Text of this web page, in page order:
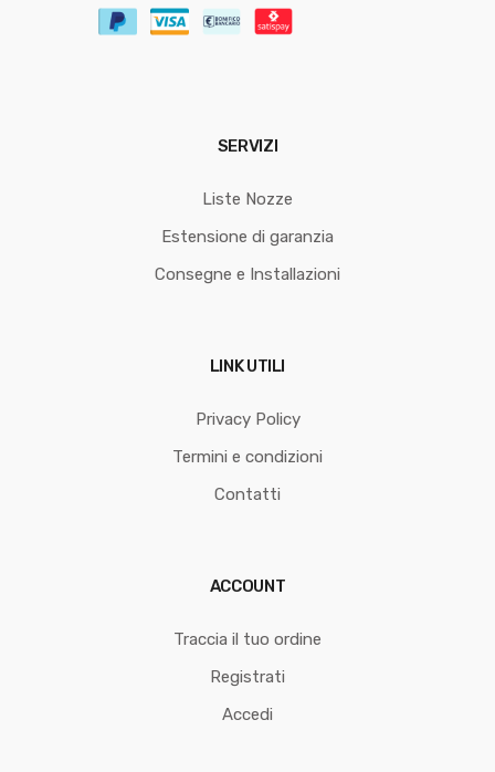
SERVIZI
Liste Nozze
Estensione di garanzia
Consegne e Installazioni
LINK UTILI
Privacy Policy
Termini e condizioni
Contatti
ACCOUNT
Traccia il tuo ordine
Registrati
Accedi